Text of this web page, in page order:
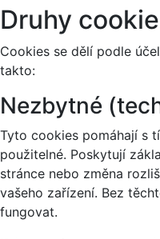
Druhy
Cookies se dělí podle
takto:
Nezbytné
Tyto cookies pomáhají s
použitelné. Poskytují
stránce nebo změna
vašeho zařízení. Bez
fungovat.